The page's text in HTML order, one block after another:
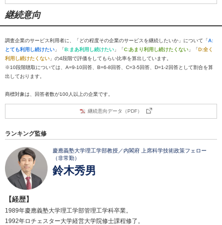
継続意向
調査企業のサービス利用者に、「どの程度その企業のサービスを継続したいか」について「A:
とても利用し続けたい 」「B:まあ利用し続けたい 」「C:あまり利用し続けたくない 」「D:全く
利用し続けたくない 」の4段階で評価をしてもらい比率を算出しています。
※10段階聴取については、A=9-10回答、B=6-8回答、C=3-5回答、D=1-2回答として割合を算
出しております。
商標対象は、回答者数が100人以上の企業です。
継続意向データ（PDF）
ランキング監修
慶應義塾大学理工学部教授／内閣府 上席科学技術政策フェロー
（非常勤）
鈴木秀男
【経歴】
1989年慶應義塾大学理工学部管理工学科卒業。
1992年ロチェスター大学経営大学院修士課程修了。